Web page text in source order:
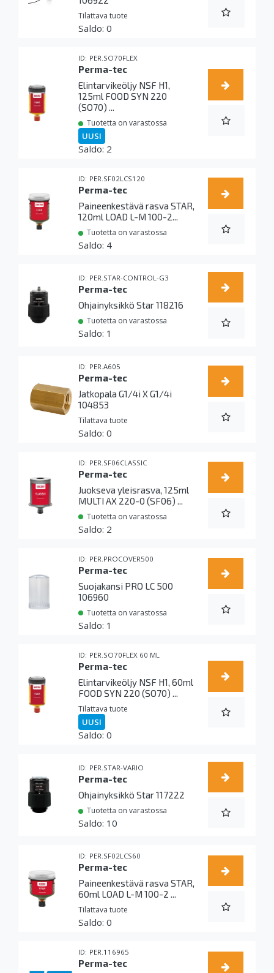
Tilattava tuote
0
PER.SO70FLEX
Perma-tec
Elintarvikeöljy NSF H1,
125ml FOOD SYN 220
(SO70) ...
Tuotetta on varastossa
UUSI
2
PER.SF02LCS120
Perma-tec
Paineenkestävä rasva STAR,
120ml LOAD L-M 100-2...
Tuotetta on varastossa
4
PER.STAR-CONTROL-G3
Perma-tec
Ohjainyksikkö Star 118216
Tuotetta on varastossa
1
PER.A605
Perma-tec
Jatkopala G1/4i X G1/4i
104853
Tilattava tuote
0
PER.SF06CLASSIC
Perma-tec
Juokseva yleisrasva, 125ml
MULTI AX 220-0 (SF06) ...
Tuotetta on varastossa
2
PER.PROCOVER500
Perma-tec
Suojakansi PRO LC 500
106960
Tuotetta on varastossa
1
PER.SO70FLEX 60 ML
Perma-tec
Elintarvikeöljy NSF H1, 60ml
FOOD SYN 220 (SO70) ...
Tilattava tuote
UUSI
0
PER.STAR-VARIO
Perma-tec
Ohjainyksikkö Star 117222
Tuotetta on varastossa
10
PER.SF02LCS60
Perma-tec
Paineenkestävä rasva STAR,
60ml LOAD L-M 100-2 ...
Tilattava tuote
0
PER.116965
Perma-tec